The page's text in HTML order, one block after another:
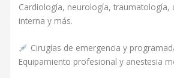
Cardiología, neurología, traumatología,
interna y más.
Cirugías de emergencia y
Equipamiento profesional y anestesia